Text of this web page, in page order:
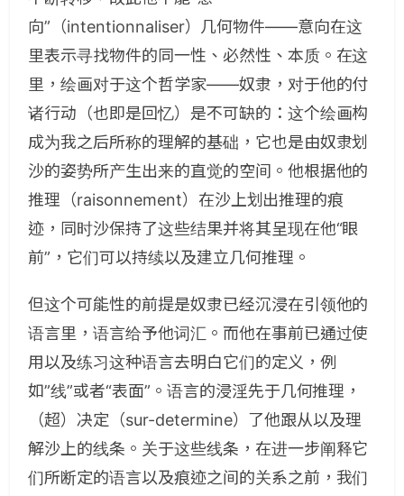
向”（intentionnaliser）几何物件——意向在这
里表示寻找物件的同一性、必然性、本质。在这
里，绘画对于这个哲学家——奴隶，对于他的付
诸行动（也即是回忆）是不可缺的：这个绘画构
成为我之后所称的理解的基础，它也是由奴隶划
沙的姿势所产生出来的直觉的空间。他根据他的
推理（raisonnement）在沙上划出推理的痕
迹，同时沙保持了这些结果并将其呈现在他“眼
前”，它们可以持续以及建立几何推理。
但这个可能性的前提是奴隶已经沉浸在引领他的
语言里，语言给予他词汇。而他在事前已通过使
用以及练习这种语言去明白它们的定义，例
如”线”或者“表面”。语言的浸淫先于几何推理，
（超）决定（sur-determine）了他跟从以及理
解沙上的线条。关于这些线条，在进一步阐释它
们所断定的语言以及痕迹之间的关系之前，我们